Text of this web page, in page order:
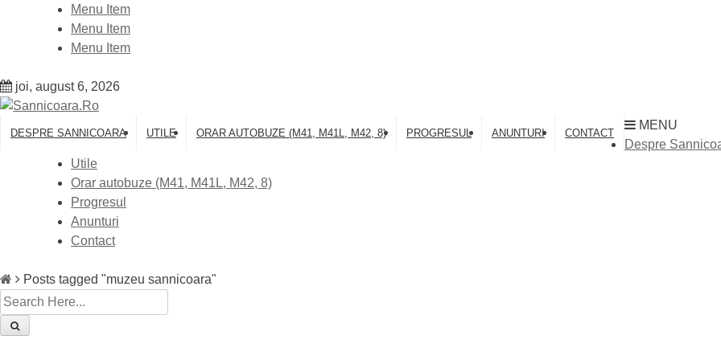
Menu Item
Menu Item
Menu Item
joi, august 6, 2026
DESPRE SANNICOARA UTILE ORAR AUTOBUZE (M41, M41L, M42, 8) PROGRESUL ANUNTURI CONTACT
MENU
Despre
Utile
Orar autobuze (M41, M41L, M42, 8)
Progresul
Anunturi
Contact
Posts tagged "muzeu sannicoara"